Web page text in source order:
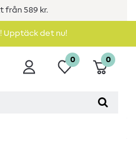
från 589 kr.
Upptäck det nu!
0 0